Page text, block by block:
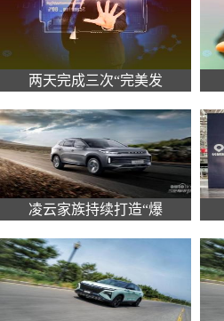
两天完成三次“完美发
凌云家族持续打造“爆